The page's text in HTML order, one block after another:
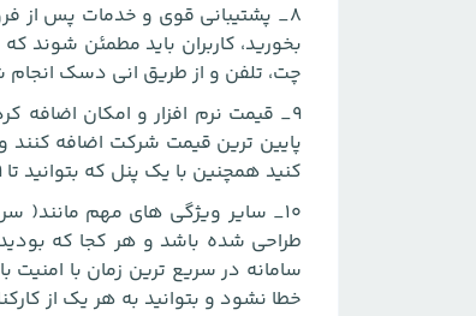
۸_ پشتیبانی قوی و خدمات پس از
بخورید، کاربران باید مطمئن
چت، تلفن و از طریق انی دسک انجام
۹_ قیمت نرم افزار و امکان اضافه
پایین ترین قیمت شرکت اضافه کنند
کنید همچنین با یک پنل که بتوانید تا ۹۹۹ شرکت را مدیریت کنید.
۱۰_ سایر ویژگی های مهم مانند(
سامانه در سریع ترین زمان با امنیت
خطا نشود و بتوانید به هر یک از